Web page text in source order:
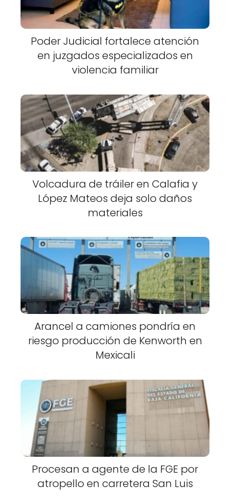
Poder Judicial fortalece atención
en juzgados especializados en
violencia familiar
Volcadura de tráiler en Calafia y
López Mateos deja solo daños
materiales
Arancel a camiones pondría en
riesgo producción de Kenworth en
Mexicali
Procesan a agente de la FGE por
atropello en carretera San Luis